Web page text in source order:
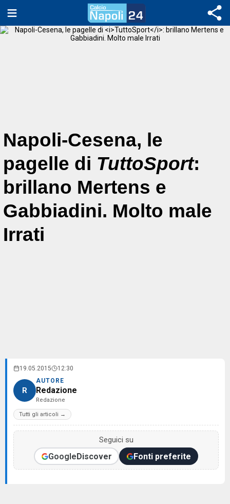
Napoli-Cesena, le
pagelle di TuttoSport:
brillano Mertens e
Gabbiadini. Molto male
Irrati
19.05.2015 12:30
R
AUTORE
Redazione
Redazione
Tutti gli articoli →
Seguici su
GoogleDiscover Fonti preferite